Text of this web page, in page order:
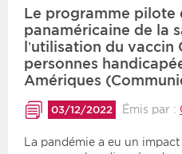
Le programme pilote
panaméricaine de la
l’utilisation du vaccin
personnes
Amériques
03/12/2022 Émis par :
La pandémie a eu un